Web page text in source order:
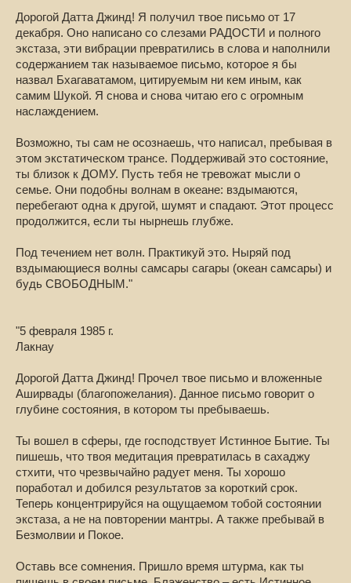
Дорогой Датта Джинд! Я получил твое письмо от 17
декабря. Оно написано со слезами РАДОСТИ и полного
экстаза, эти вибрации превратились в слова и наполнили
содержанием так называемое письмо, которое я бы
назвал Бхагаватамом, цитируемым ни кем иным, как
самим Шукой. Я снова и снова читаю его с огромным
наслаждением.
Возможно, ты сам не осознаешь, что написал, пребывая в
этом экстатическом трансе. Поддерживай это состояние,
ты близок к ДОМУ. Пусть тебя не тревожат мысли о
семье. Они подобны волнам в океане: вздымаются,
перебегают одна к другой, шумят и спадают. Этот процесс
продолжится, если ты нырнешь глубже.
Под течением нет волн. Практикуй это. Ныряй под
вздымающиеся волны самсары сагары (океан самсары) и
будь СВОБОДНЫМ."
"5 февраля 1985 г.
Лакнау
Дорогой Датта Джинд! Прочел твое письмо и вложенные
Аширвады (благопожелания). Данное письмо говорит о
глубине состояния, в котором ты пребываешь.
Ты вошел в сферы, где господствует Истинное Бытие. Ты
пишешь, что твоя медитация превратилась в сахаджу
стхити, что чрезвычайно радует меня. Ты хорошо
поработал и добился результатов за короткий срок.
Теперь концентрируйся на ощущаемом тобой состоянии
экстаза, а не на повторении мантры. А также пребывай в
Безмолвии и Покое.
Оставь все сомнения. Пришло время штурма, как ты